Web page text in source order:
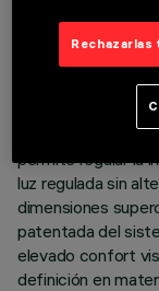
Suspensión
instalación en raíl
iluminación
termoplástico
(Pulse With
permite regular la
luz regulada sin
dimensiones
patentada del
elevado confort
definición en
Rechazarlas